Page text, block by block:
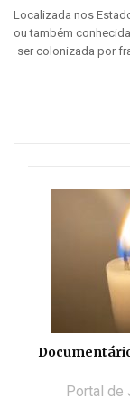
Localizada nos
ou também
ser colonizada por
Portal de